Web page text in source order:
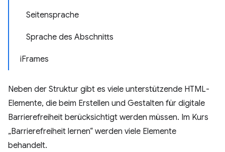
Seitensprache
Sprache des Abschnitts
iFrames
Neben der Struktur gibt es viele unterstützende HTML-
Elemente, die beim Erstellen und Gestalten für digitale
Barrierefreiheit berücksichtigt werden müssen. Im Kurs
„Barrierefreiheit lernen“ werden viele Elemente
behandelt.